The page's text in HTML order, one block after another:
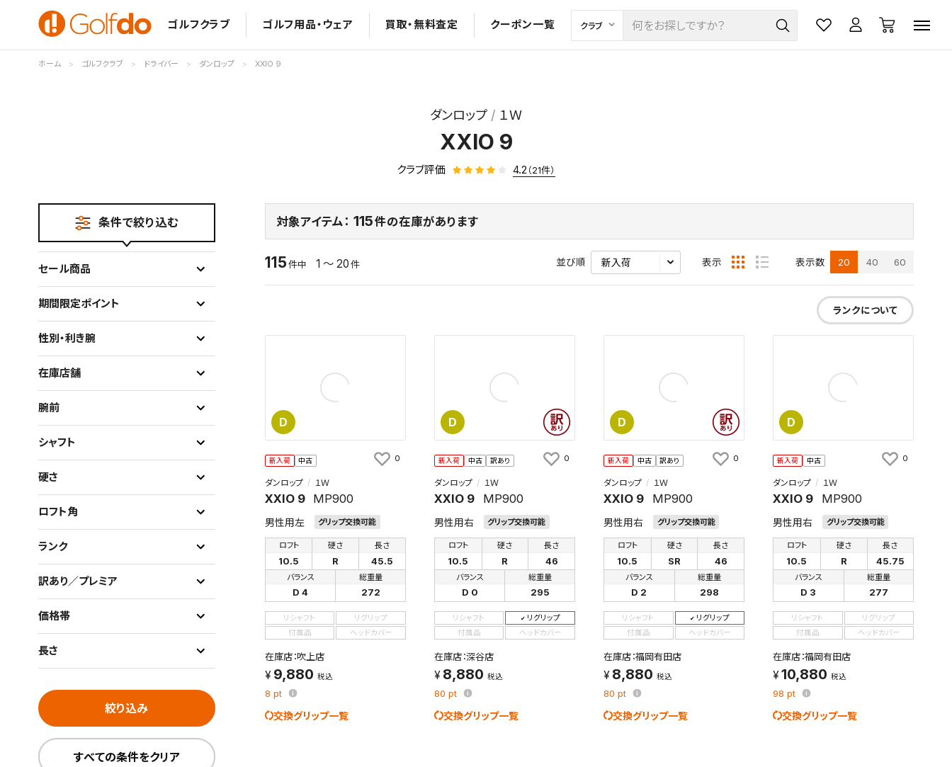
ゴルフクラブ ゴルフ用品・ウェア 買取・無料査定 クーポン一覧
ホーム ゴルフクラブ ドライバー ダンロップ XXIO 9
ダンロップ １Ｗ
XXIO 9
クラブ評価 4.2 （21件）
対象アイテム： 115件の在庫があります
115 件中 1 ～ 20 件 並び順 表示 表示数 20 40 60
ランクについて
D
新入荷 中古
ダンロップ １Ｗ
XXIO 9 MP900
男性用左 グリップ交換可能
ロフト
10.5
硬さ
R
長さ
45.5
バランス
D 4
総重量
272
リシャフト
リグリップ
付属品
ヘッドカバー
在庫店：吹上店
9,880 税込
8 pt
交換グリップ一覧
0
D
新入荷 中古 訳あり
ダンロップ １Ｗ
XXIO 9 MP900
男性用右 グリップ交換可能
ロフト
10.5
硬さ
R
長さ
46
バランス
D 0
総重量
295
リシャフト
リグリップ
付属品
ヘッドカバー
在庫店：深谷店
8,880 税込
80 pt
交換グリップ一覧
0
D
新入荷 中古 訳あり
ダンロップ １Ｗ
XXIO 9 MP900
男性用右 グリップ交換可能
ロフト
10.5
硬さ
SR
長さ
46
バランス
D 2
総重量
298
リシャフト
リグリップ
付属品
ヘッドカバー
在庫店：福岡有田店
8,880 税込
80 pt
交換グリップ一覧
0
D
新入荷 中古
ダンロップ １Ｗ
XXIO 9 MP900
男性用右 グリップ交換可能
ロフト
10.5
硬さ
R
長さ
45.75
バランス
D 3
総重量
277
リシャフト
リグリップ
付属品
ヘッドカバー
在庫店：福岡有田店
10,880 税込
98pt
交換グリップ一覧
0
条件で絞り込む
セール商品
期間限定ポイント
性別・利き腕
在庫店舗
腕前
シャフト
硬さ
ロフト角
ランク
訳あり／プレミア
価格帯
長さ
絞り込み
すべての条件をクリア